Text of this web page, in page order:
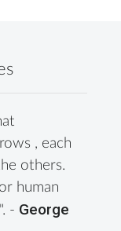
, each
others.
human
- George